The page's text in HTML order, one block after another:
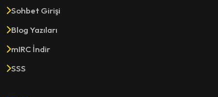
Sohbet Girişi
Blog Yazıları
mIRC İndir
SSS